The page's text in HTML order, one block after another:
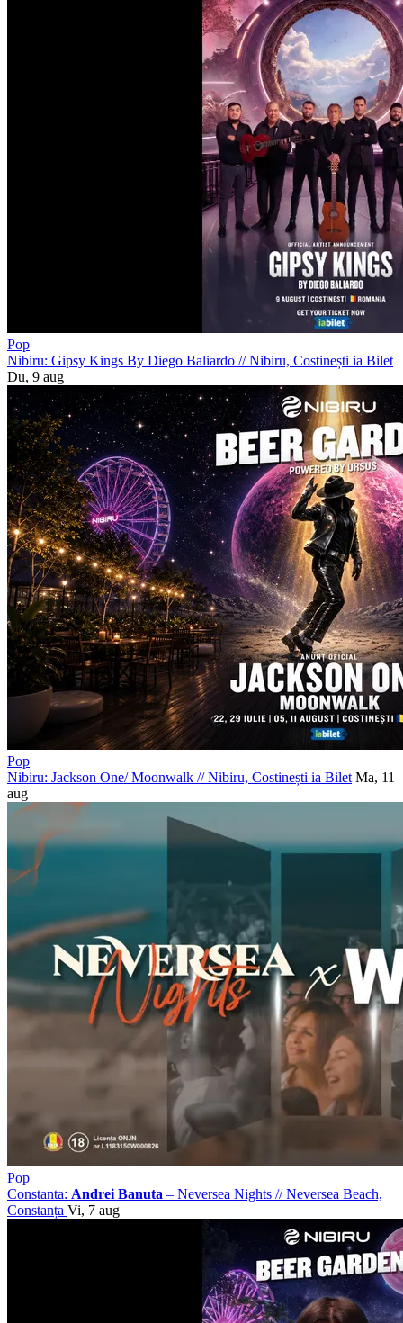
Pop
Nibiru: Gipsy Kings By Diego Baliardo //Nibiru, Costinești ia Bilet
Du, 9 aug
Pop
Nibiru: Jackson One/ Moonwalk //Nibiru, Costinești ia Bilet Ma, 11
aug
Pop
Constanta: Andrei Banuta – Neversea Nights //Neversea Beach,
Constanța Vi, 7 aug